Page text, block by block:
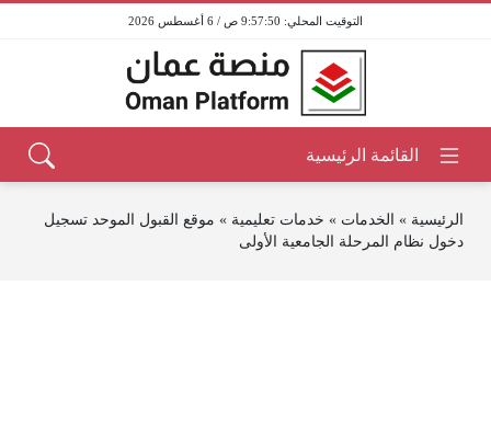
9:57:50 ص / 6 أغسطس 2026
الرئيسية » الخدمات » خدمات تعليمية » موقع القبول الموحد تسجيل
دخول نظام المرحلة الجامعية الأولى